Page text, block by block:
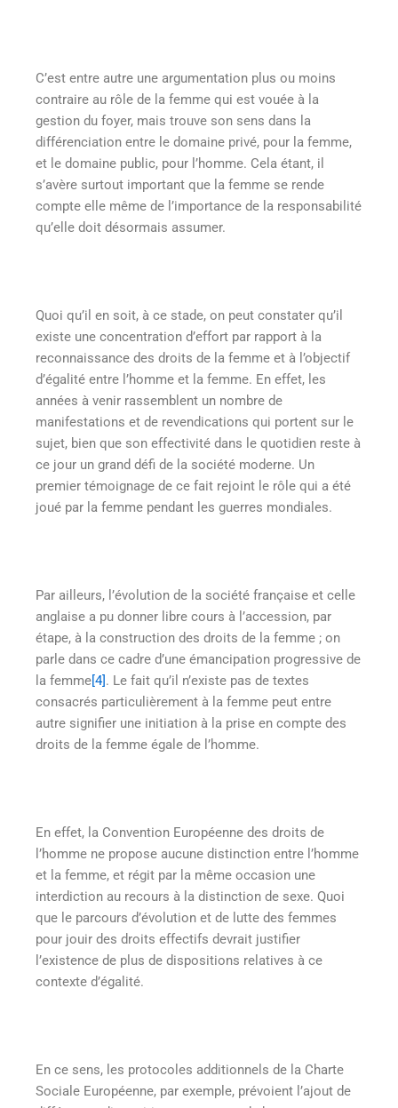
C’est entre autre une argumentation plus ou moins
contraire au rôle de la femme qui est vouée à la
gestion du foyer, mais trouve son sens dans la
différenciation entre le domaine privé, pour la femme,
et le domaine public, pour l’homme. Cela étant, il
s’avère surtout important que la femme se rende
compte elle même de l’importance de la responsabilité
qu’elle doit désormais assumer.
Quoi qu’il en soit, à ce stade, on peut constater qu’il
existe une concentration d’effort par rapport à la
reconnaissance des droits de la femme et à l’objectif
d’égalité entre l’homme et la femme. En effet, les
années à venir rassemblent un nombre de
manifestations et de revendications qui portent sur le
sujet, bien que son effectivité dans le quotidien reste à
ce jour un grand défi de la société moderne. Un
premier témoignage de ce fait rejoint le rôle qui a été
joué par la femme pendant les guerres mondiales.
Par ailleurs, l’évolution de la société française et celle
anglaise a pu donner libre cours à l’accession, par
étape, à la construction des droits de la femme ; on
parle dans ce cadre d’une émancipation progressive de
la femme[4]. Le fait qu’il n’existe pas de textes
consacrés particulièrement à la femme peut entre
autre signifier une initiation à la prise en compte des
droits de la femme égale de l’homme.
En effet, la Convention Européenne des droits de
l’homme ne propose aucune distinction entre l’homme
et la femme, et régit par la même occasion une
interdiction au recours à la distinction de sexe. Quoi
que le parcours d’évolution et de lutte des femmes
pour jouir des droits effectifs devrait justifier
l’existence de plus de dispositions relatives à ce
contexte d’égalité.
En ce sens, les protocoles additionnels de la Charte
Sociale Européenne, par exemple, prévoient l’ajout de